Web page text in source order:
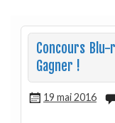
Concours
Gagner !
19 mai 2016